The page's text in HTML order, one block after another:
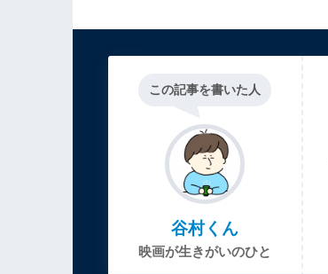
この記事を書いた人
谷村くん
映画が生きがいのひと